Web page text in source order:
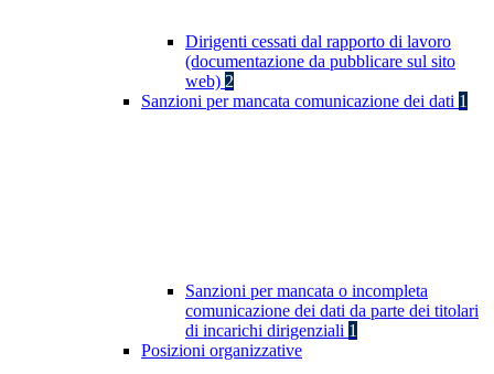
Dirigenti cessati dal rapporto di lavoro
(documentazione da pubblicare sul sito
web) 2
Sanzioni per mancata comunicazione dei dati 1
Sanzioni per mancata o incompleta
comunicazione dei dati da parte dei titolari
di incarichi dirigenziali 1
Posizioni organizzative